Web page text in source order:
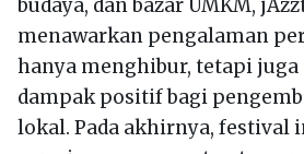
budaya, dan bazar UMKM,
menawarkan pengalaman
hanya menghibur, tetapi
dampak positif bagi
lokal. Pada akhirnya, festival